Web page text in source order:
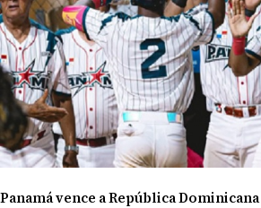
Panamá vence a República